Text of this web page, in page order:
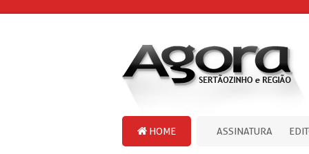
HOME ASSINATURA